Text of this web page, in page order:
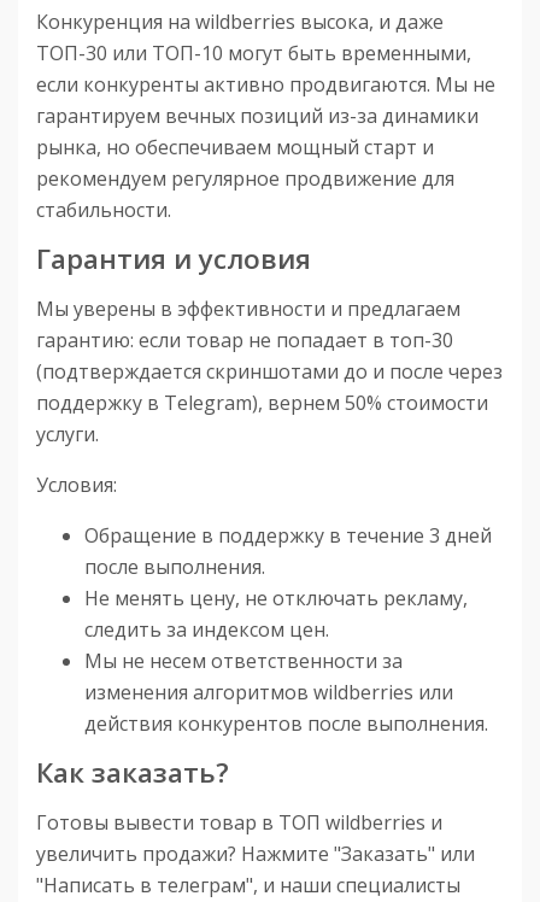
Конкуренция на wildberries высока, и даже
ТОП-30 или ТОП-10 могут быть временными,
если конкуренты активно продвигаются. Мы не
гарантируем вечных позиций из-за динамики
рынка, но обеспечиваем мощный старт и
рекомендуем регулярное продвижение для
стабильности.
Гарантия и условия
Мы уверены в эффективности и предлагаем
гарантию: если товар не попадает в топ-30
(подтверждается скриншотами до и после через
поддержку в Telegram), вернем 50% стоимости
услуги.
Условия:
Обращение в поддержку в течение 3 дней
после выполнения.
Не менять цену, не отключать рекламу,
следить за индексом цен.
Мы не несем ответственности за
изменения алгоритмов wildberries или
действия конкурентов после выполнения.
Как заказать?
Готовы вывести товар в ТОП wildberries и
увеличить продажи? Нажмите "Заказать" или
"Написать в телеграм", и наши специалисты